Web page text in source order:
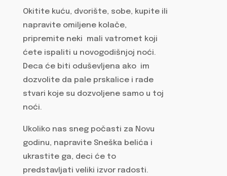
Okitite kuću, dvorište, sobe, kupite ili
napravite omiljene kolače,
pripremite neki mali vatromet koji
ćete ispaliti u novogodišnjoj noći.
Deca će biti oduševljena ako im
dozvolite da pale prskalice i rade
stvari koje su dozvoljene samo u toj
noći.
Ukoliko nas sneg počasti za Novu
godinu, napravite Sneška belića i
ukrastite ga, deci će to
predstavljati veliki izvor radosti.